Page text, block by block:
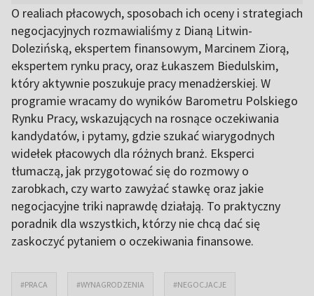
O realiach płacowych, sposobach ich oceny i strategiach
negocjacyjnych rozmawialiśmy z Dianą Litwin-
Dolezińską, ekspertem finansowym, Marcinem Ziorą,
ekspertem rynku pracy, oraz Łukaszem Biedulskim,
który aktywnie poszukuje pracy menadżerskiej. W
programie wracamy do wyników Barometru Polskiego
Rynku Pracy, wskazujących na rosnące oczekiwania
kandydatów, i pytamy, gdzie szukać wiarygodnych
widełek płacowych dla różnych branż. Eksperci
tłumaczą, jak przygotować się do rozmowy o
zarobkach, czy warto zawyżać stawkę oraz jakie
negocjacyjne triki naprawdę działają. To praktyczny
poradnik dla wszystkich, którzy nie chcą dać się
zaskoczyć pytaniem o oczekiwania finansowe.
#PRACA #WYNAGRODZENIA #NEGOCJACJE